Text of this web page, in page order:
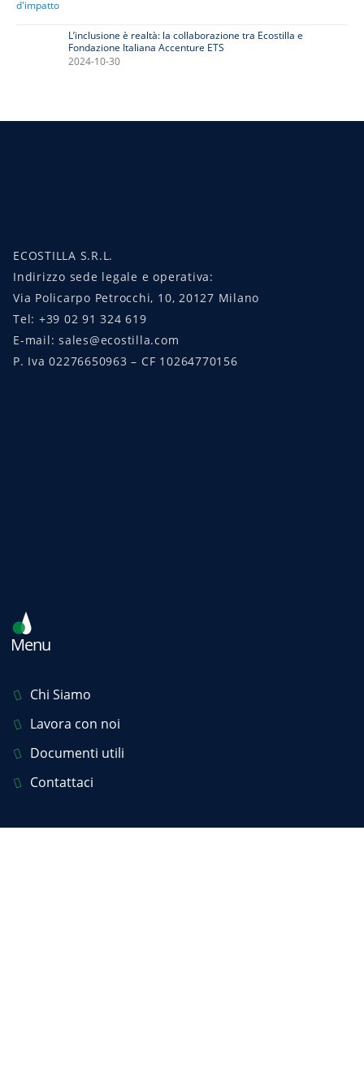
L’inclusione è realtà: la collaborazione tra Ecostilla e
Fondazione Italiana Accenture ETS
2024-10-30
ECOSTILLA S.R.L.
Indirizzo sede legale e operativa:
Via Policarpo Petrocchi, 10, 20127 Milano
Tel: +39 02 91 324 619
E-mail: sales@ecostilla.com
P. Iva 02276650963 – CF 10264770156
Menu
Chi Siamo
Lavora con noi
Documenti utili
Contattaci